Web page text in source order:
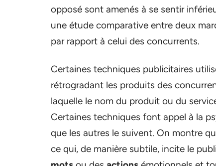
opposé sont amenés à se sentir
une étude comparative entre deux
par rapport à celui des concurrents.
Certaines techniques publicitaires
rétrogradant les produits des
laquelle le nom du produit ou du
Certaines techniques font appel à la
que les autres le suivent. On montre
ce qui, de manière subtile, incite le